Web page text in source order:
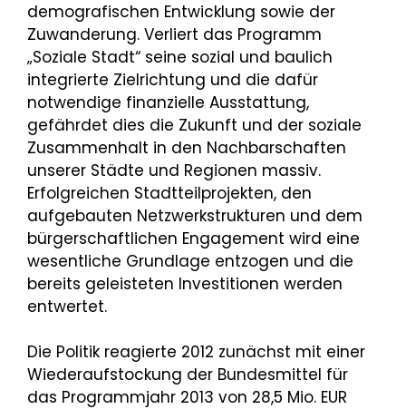
demografischen Entwicklung sowie der
Zuwanderung. Verliert das Programm
„Soziale Stadt“ seine sozial und baulich
integrierte Zielrichtung und die dafür
notwendige finanzielle Ausstattung,
gefährdet dies die Zukunft und der soziale
Zusammenhalt in den Nachbarschaften
unserer Städte und Regionen massiv.
Erfolgreichen Stadtteilprojekten, den
aufgebauten Netzwerkstrukturen und dem
bürgerschaftlichen Engagement wird eine
wesentliche Grundlage entzogen und die
bereits geleisteten Investitionen werden
entwertet.
Die Politik reagierte 2012 zunächst mit einer
Wiederaufstockung der Bundesmittel für
das Programmjahr 2013 von 28,5 Mio. EUR